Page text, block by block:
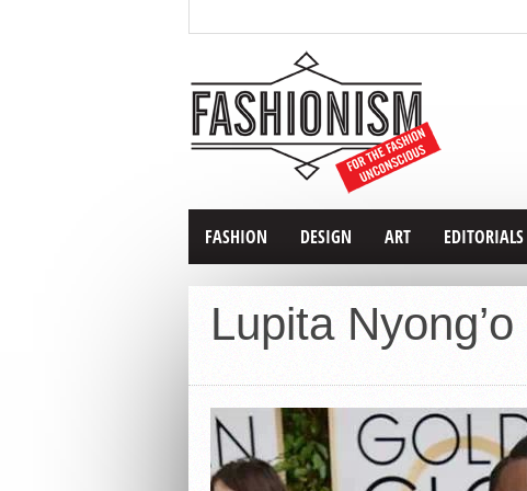
FASHION DESIGN ART EDITORIALS
Lupita Nyong’o